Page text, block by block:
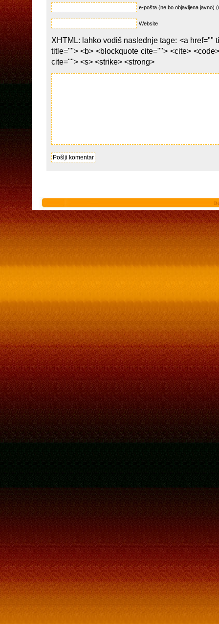
e-pošta (ne bo objavljena javno)
Website
XHTML: lahko vodiš naslednje tage: <a href=""
title=""> <b> <blockquote cite=""> <cite>
cite=""> <s> <strike> <strong>